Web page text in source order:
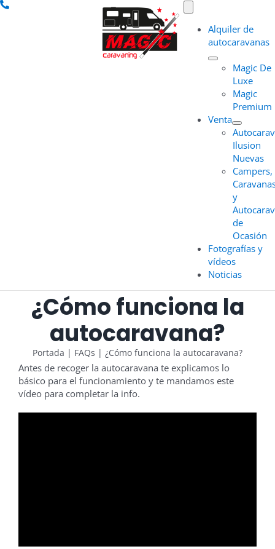
Saltar
Navigation
Alquiler de
autocaravanas
Magic De
Luxe
Magic
Premium
Venta
Ilusion
Nuevas
Campers,
y
de
Ocasión
Fotografías y
vídeos
Noticias
¿Cómo funciona la
autocaravana?
Portada | FAQs | ¿Cómo funciona la autocaravana?
Antes de recoger la autocaravana te explicamos lo
básico para el funcionamiento y te mandamos este
vídeo para completar la info.